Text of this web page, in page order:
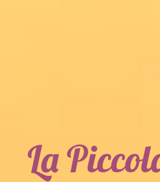
La